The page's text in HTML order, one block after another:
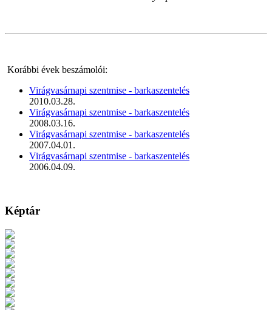
Korábbi évek beszámolói:
Virágvasárnapi szentmise - barkaszentelés
2010.03.28.
Virágvasárnapi szentmise - barkaszentelés
2008.03.16.
Virágvasárnapi szentmise - barkaszentelés
2007.04.01.
Virágvasárnapi szentmise - barkaszentelés
2006.04.09.
Képtár